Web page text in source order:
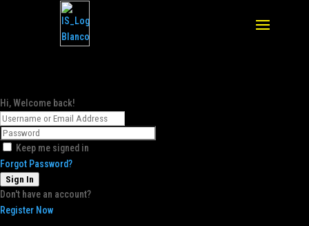
Hi, Welcome back!
Keep me signed in
Forgot Password?
Sign In
Don't have an account?
Register Now